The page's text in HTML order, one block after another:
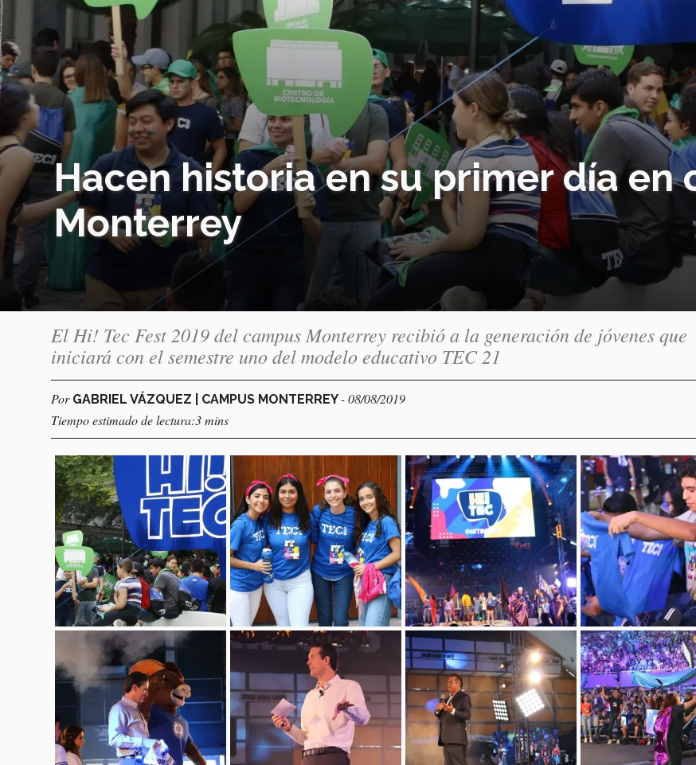
Hacen historia en su primer día en
Monterrey
El Hi! Tec Fest 2019 del campus Monterrey recibió a la generación de jóvenes que
iniciará con el semestre uno del modelo educativo TEC 21
Por GABRIEL VÁZQUEZ | CAMPUS MONTERREY- 08/08/2019
Tiempo estimado de lectura:3 mins